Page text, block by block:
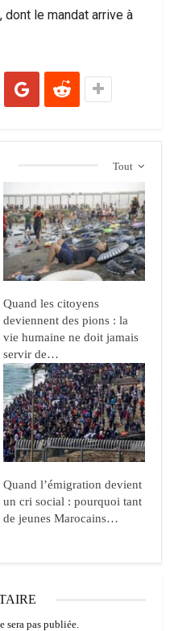
le mandat arrive à
Tout
Quand les citoyens
deviennent des pions : la
vie humaine ne doit jamais
servir de…
Quand l’émigration devient
un cri social : pourquoi tant
de jeunes Marocains…
sera pas publiée.